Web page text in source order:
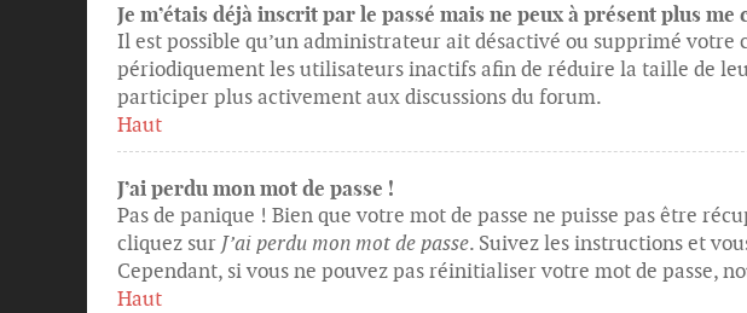
Je m’étais déjà inscrit par le passé mais ne peux à présent plus me
Il est possible qu’un administrateur ait désactivé ou supprimé
périodiquement les utilisateurs inactifs afin de réduire la taille de
participer plus activement aux discussions du forum.
Haut
J’ai perdu mon mot de passe !
Pas de panique ! Bien que votre mot de passe ne puisse pas être
cliquez sur J’ai perdu mon mot de passe. Suivez les instructions et
Cependant, si vous ne pouvez pas réinitialiser votre mot de passe,
Haut